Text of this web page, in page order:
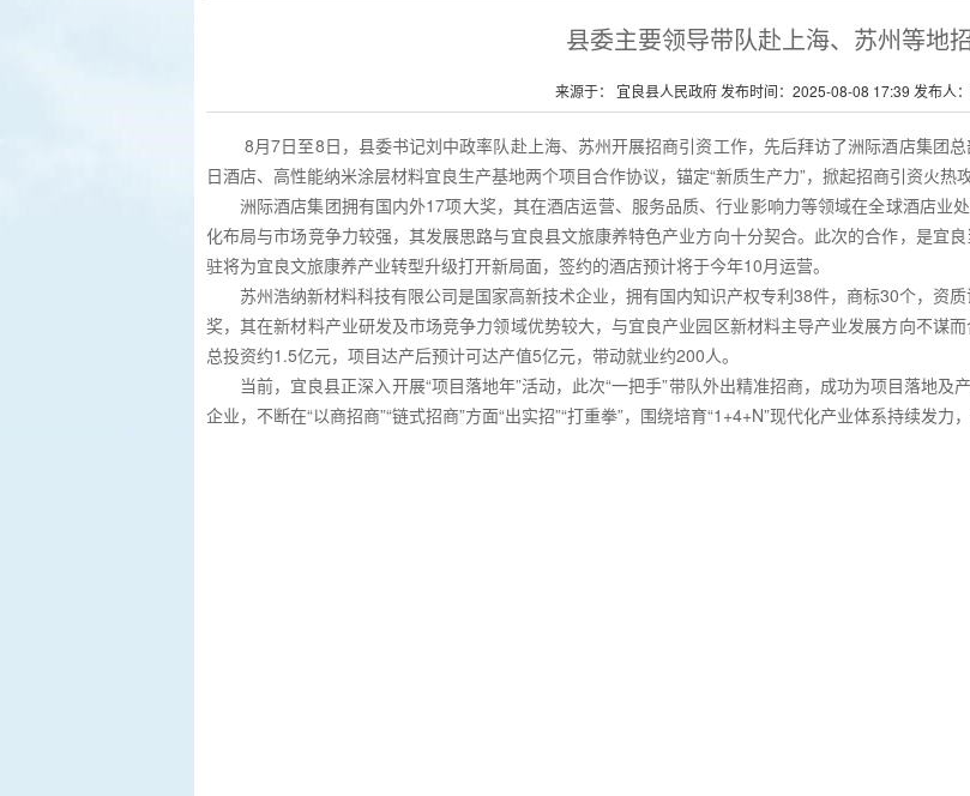
县委主要领导带队赴上海、苏州等地
来源于： 宜良县人民政府 发布时间：2025-08-08 17:39 发布人
8月7日至8日，县委书记刘中政率队赴上海、苏州开展招商引资工作，先后拜访了洲际酒店集团
日酒店、高性能纳米涂层材料宜良生产基地两个项目合作协议，锚定“新质生产力”，掀起招商引资火热
洲际酒店集团拥有国内外17项大奖，其在酒店运营、服务品质、行业影响力等领域在全球酒店业
化布局与市场竞争力较强，其发展思路与宜良县文旅康养特色产业方向十分契合。此次的合作，是宜
驻将为宜良文旅康养产业转型升级打开新局面，签约的酒店预计将于今年10月运营。
苏州浩纳新材料科技有限公司是国家高新技术企业，拥有国内知识产权专利38件，商标30个，资
奖，其在新材料产业研发及市场竞争力领域优势较大，与宜良产业园区新材料主导产业发展方向不谋
总投资约1.5亿元，项目达产后预计可达产值5亿元，带动就业约200人。
当前，宜良县正深入开展“项目落地年”活动，此次“一把手”带队外出精准招商，成功为项目落地
企业，不断在“以商招商”“链式招商”方面“出实招”“打重拳”，围绕培育“1+4+N”现代化产业体系持续发